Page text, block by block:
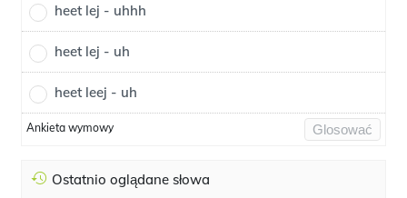
heet lej - uhhh
heet lej - uh
heet leej - uh
Ankieta wymowy Glosować
Ostatnio oglądane słowa